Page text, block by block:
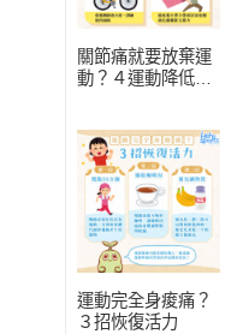
關節痛就要放棄運
動？４運動降低膝
運動完全身痠痛？
３招恢復活力